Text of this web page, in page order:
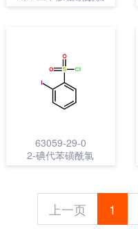
63059-29-0
2-碘代苯磺酰氯
上一页 1